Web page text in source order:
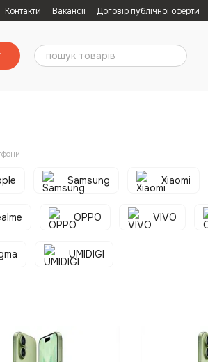
Контакти Вакансії Договір публічної оферти
Samsung Xiaomi
OPPO VIVO
UMIDIGI